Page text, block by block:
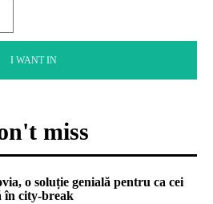
I WANT IN
miss
o soluție genială pentru ca cei
în city-break